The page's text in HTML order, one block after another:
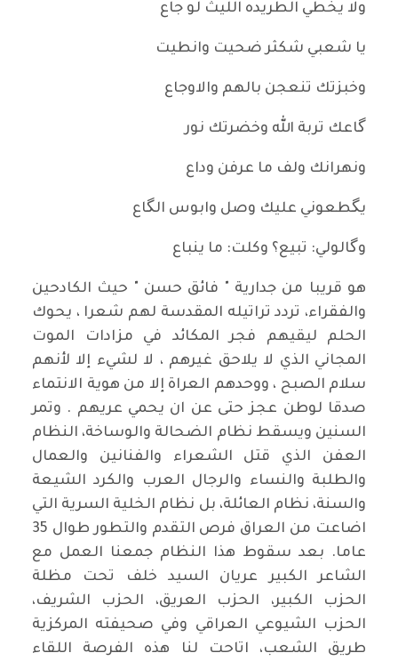
ولا يخطي الطريده الليث لو جاع
يا شعبي شكثر ضحيت وانطيت
وخبزتك تنعجن بالهم والاوجاع
گاعك تربة الله وخضرتك نور
ونهرانك ولف ما عرفن وداع
يگطعوني عليك وصل وابوس الگاع
وگالولي: تبيع؟ وكلت: ما ينباع
هو قريبا من جدارية " فائق حسن " حيث الكادحين
والفقراء، تردد تراتيله المقدسة لهم شعرا ، يحوك
الحلم ليقيهم فجر المكائد في مزادات الموت
المجاني الذي لا يلاحق غيرهم ، لا لشيء إلا لأنهم
سلام الصبح ، ووحدهم العراة إلا من هوية الانتماء
صدقا لوطن عجز حتى عن ان يحمي عريهم . وتمر
السنين ويسقط نظام الضحالة والوساخة، النظام
العفن الذي قتل الشعراء والفنانين والعمال
والطلبة والنساء والرجال العرب والكرد الشيعة
والسنة، نظام العائلة، بل نظام الخلية السرية التي
اضاعت من العراق فرص التقدم والتطور طوال 35
عاما. بعد سقوط هذا النظام جمعنا العمل مع
الشاعر الكبير عريان السيد خلف تحت مظلة
الحزب الكبير، الحزب العريق، الحزب الشريف،
الحزب الشيوعي العراقي وفي صحيفته المركزية
طريق الشعب، اتاحت لنا هذه الفرصة اللقاء